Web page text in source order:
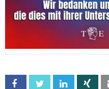
Facebook Twitter Linkedin Xing